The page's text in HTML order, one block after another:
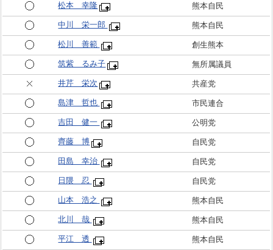
松本 幸隆 熊本自民
中川 栄一郎 熊本自民
松川 善範 創生熊本
筑紫 るみ子 無所属議員
井芹 栄次 共産党
島津 哲也 市民連合
吉田 健一 公明党
齊藤 博 自民党
田島 幸治 自民党
日隈 忍 自民党
山本 浩之 熊本自民
北川 哉 熊本自民
平江 透 熊本自民